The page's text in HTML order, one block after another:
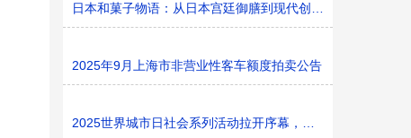
日本和菓子物语：从日本宫廷御膳到现代创新的甜蜜传承
2025年9月上海市非营业性客车额度拍卖公告
2025世界城市日社会系列活动拉开序幕，探寻社区花园里的